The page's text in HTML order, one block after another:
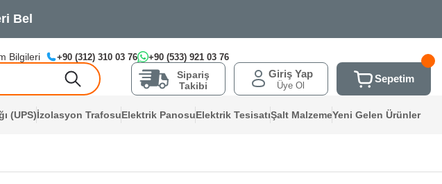
Bilgileri +90 (312) 310 03 76 +90 (533) 921 03 76
Sipariş
Takibi
Giriş Yap
Üye Ol
Sepetim
(UPS)İzolasyon TrafosuElektrik PanosuElektrik TesisatıŞalt MalzemeYeni Gelen Ürünler